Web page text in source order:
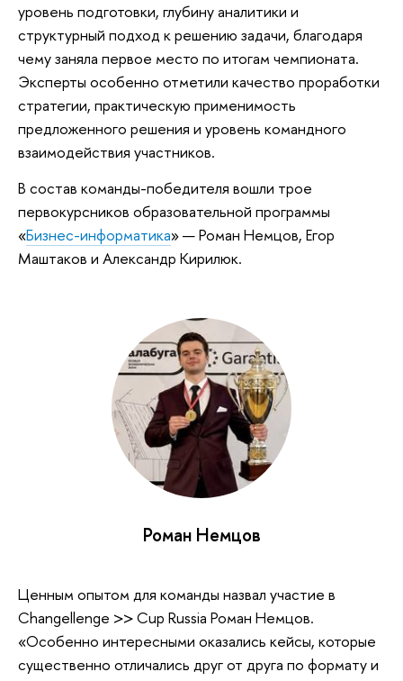
уровень подготовки, глубину аналитики и
структурный подход к решению задачи, благодаря
чему заняла первое место по итогам чемпионата.
Эксперты особенно отметили качество проработки
стратегии, практическую применимость
предложенного решения и уровень командного
взаимодействия участников.
В состав команды-победителя вошли трое
первокурсников образовательной программы
«Бизнес-информатика» — Роман Немцов, Егор
Маштаков и Александр Кирилюк.
Роман Немцов
Ценным опытом для команды назвал участие в
Changellenge >> Cup Russia Роман Немцов.
«Особенно интересными оказались кейсы, которые
существенно отличались друг от друга по формату и